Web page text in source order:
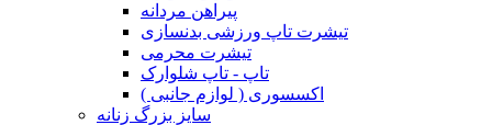
پیراهن مردانه
تیشرت تاپ ورزشی بدنسازی
تیشرت محرمی
تاپ - تاپ شلوارک
اکسسوری ( لوازم جانبی )
سایز بزرگ زنانه